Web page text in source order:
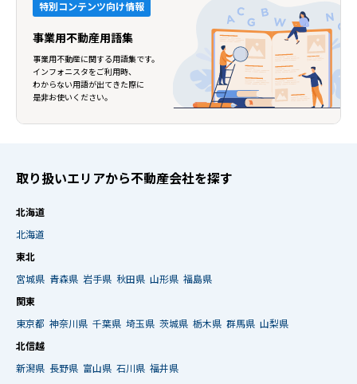
特別コンテンツ向け情報
事業用不動産用語集
事業用不動産に関する用語集です。
インフォニスタをご利用時、
わからない用語が出てきた際に
是非お使いください。
取り扱いエリアから不動産会社を探す
北海道
北海道
東北
宮城県 青森県 岩手県 秋田県 山形県 福島県
関東
東京都 神奈川県 千葉県 埼玉県 茨城県 栃木県 群馬県 山梨県
北信越
新潟県 長野県 富山県 石川県 福井県